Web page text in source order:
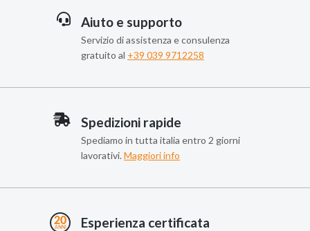
Aiuto e supporto
Servizio di assistenza e consulenza
gratuito al +39 039 9712258
Spedizioni rapide
Spediamo in tutta italia entro 2 giorni
lavorativi. Maggiori info
Esperienza certificata